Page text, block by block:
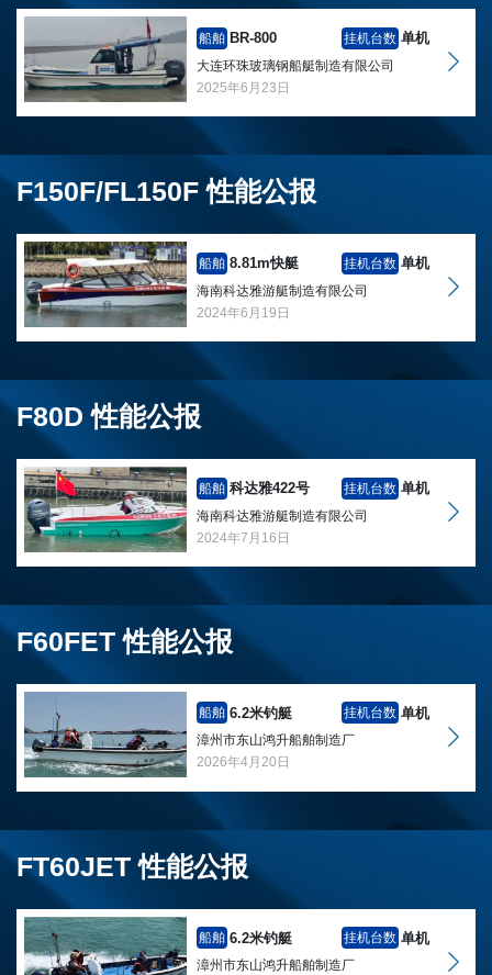
船舶 BR-800 挂机台数 单机
大连环珠玻璃钢船艇制造有限公司
2025年6月23日
F150F/FL150F 性能公报
船舶 8.81m快艇 挂机台数 单机
海南科达雅游艇制造有限公司
2024年6月19日
F80D 性能公报
船舶 科达雅422号 挂机台数 单机
海南科达雅游艇制造有限公司
2024年7月16日
F60FET 性能公报
船舶 6.2米钓艇 挂机台数 单机
漳州市东山鸿升船舶制造厂
2026年4月20日
FT60JET 性能公报
船舶 6.2米钓艇 挂机台数 单机
漳州市东山鸿升船舶制造厂